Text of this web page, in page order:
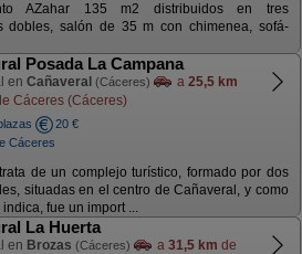
AZahar 135 m2 distribuidos en tres
dobles, salón de 35 m con chimenea, sofá-
Posada La Campana
en Cañaveral (Cáceres) a 25,5 km
Cáceres (Cáceres)
20 €
Cáceres
de un complejo turístico, formado por dos
situadas en el centro de Cañaveral, y como
fue un import ...
La Huerta
en Brozas (Cáceres) a 31,5 km de